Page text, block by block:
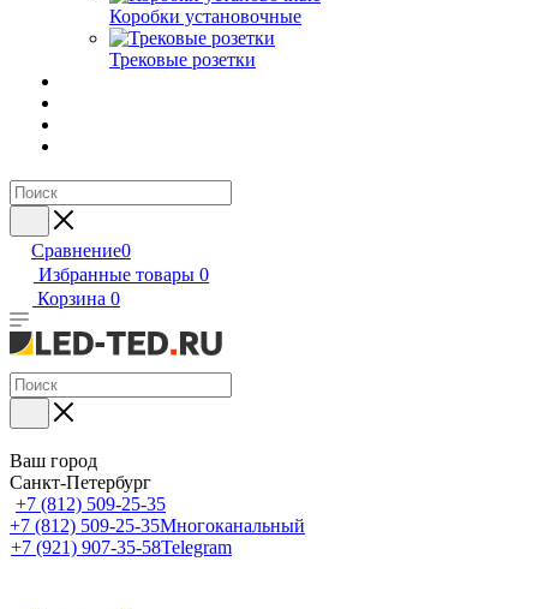
Коробки установочные
Трековые розетки
Сравнение0
Избранные товары 0
Корзина 0
Ваш город
Санкт-Петербург
+7 (812) 509-25-35
+7 (812) 509-25-35Многоканальный
+7 (921) 907-35-58Telegram